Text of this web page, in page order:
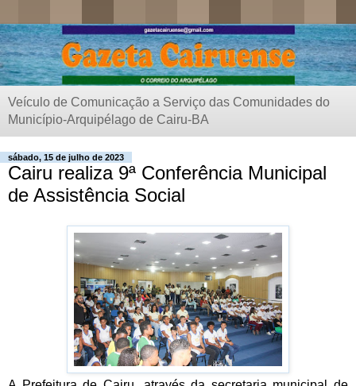
Veículo de Comunicação a Serviço das Comunidades do
Município-Arquipélago de Cairu-BA
sábado, 15 de julho de 2023
Cairu realiza 9ª Conferência Municipal
de Assistência Social